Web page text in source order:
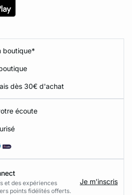
boutique*
dès 30€ d'achat
écoute
et des expériences
points fidélités offerts.
Je m’inscris